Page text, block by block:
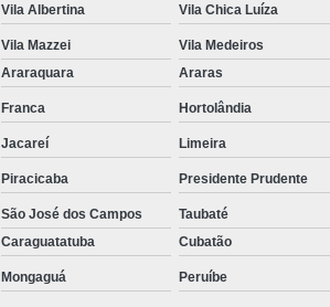
Vila Albertina Vila Chica Luíza
Vila Mazzei
Vila Medeiros
Araraquara Araras
Franca Hortolândia
Jacareí Limeira
Piracicaba Presidente Prudente
São José dos Campos Taubaté
Caraguatatuba Cubatão
Mongaguá Peruíbe